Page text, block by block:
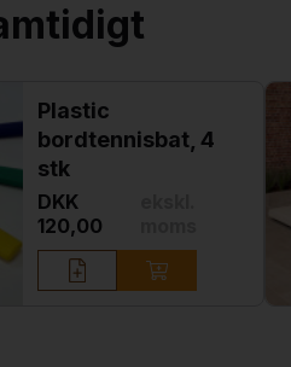
Plastic
bordtennisbat, 4
stk
DKK
120,00